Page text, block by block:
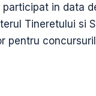
in data
Tineretului si
pentru